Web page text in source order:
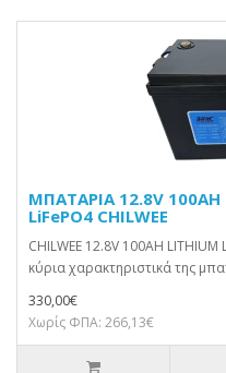
ΜΠΑΤΑΡΙΑ 12.8V
LiFePO4 CHILWEE
CHILWEE 12.8V 100AH LITHIUM
κύρια χαρακτηριστικά της
330,00€
Χωρίς ΦΠΑ: 266,13€